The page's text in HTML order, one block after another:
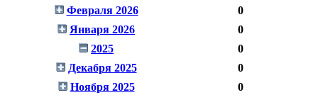
Февраля 2026
0
Января 2026
0
2025
0
Декабря 2025
0
Ноября 2025
0